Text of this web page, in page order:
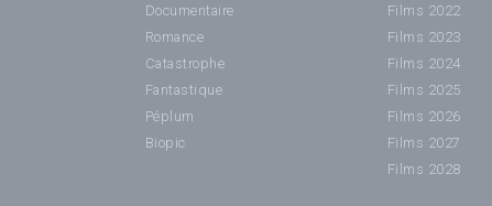
Documentaire
Romance
Catastrophe
Fantastique
Péplum
Biopic
Films 2022
Films 2023
Films 2024
Films 2025
Films 2026
Films 2027
Films 2028